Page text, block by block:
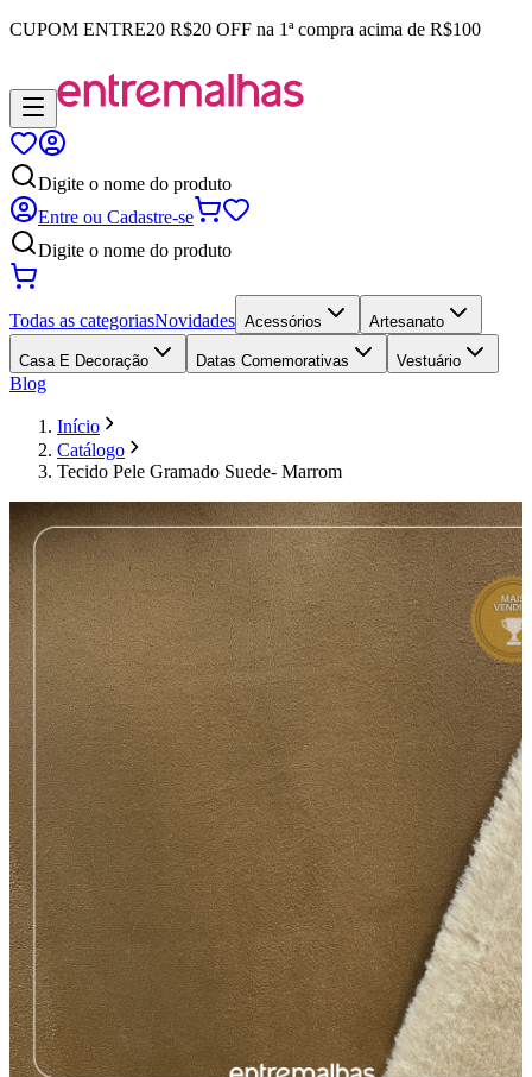
CUPOM ENTRE20 R$20 OFF na 1ª compra acima de R$100
Digite o nome do produto
Entre ou Cadastre-se
Digite o nome do produto
Todas as categoriasNovidades Acessórios Artesanato
Casa E Decoração Datas Comemorativas Vestuário
Blog
Início
Catálogo
Tecido Pele Gramado Suede- Marrom